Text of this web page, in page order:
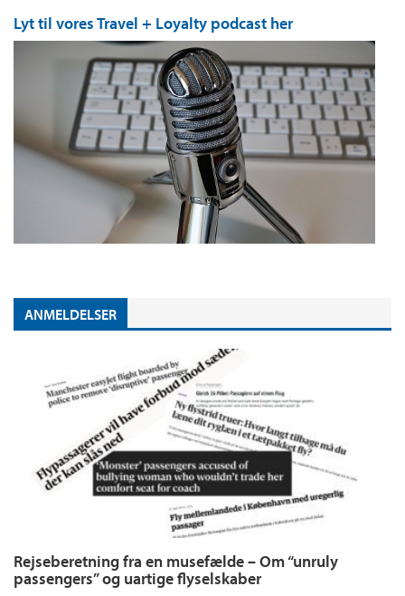
Lyt til vores Travel + Loyalty podcast her
ANMELDELSER
Rejseberetning fra en musefælde – Om “unruly
passengers” og uartige flyselskaber